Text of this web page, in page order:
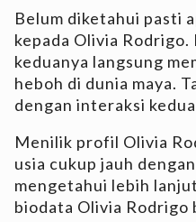
Belum diketahui pasti
kepada Olivia
keduanya langsung
heboh di dunia maya.
dengan interaksi
Menilik profil Olivia
usia cukup jauh
mengetahui lebih
biodata Olivia Rodrigo